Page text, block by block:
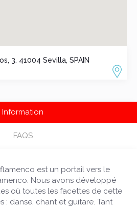
3. 41004 Sevilla, SPAIN
Information
FAQS
est un portail vers le
Nous avons développé
où toutes les facettes de cette
: danse, chant et guitare. Tant